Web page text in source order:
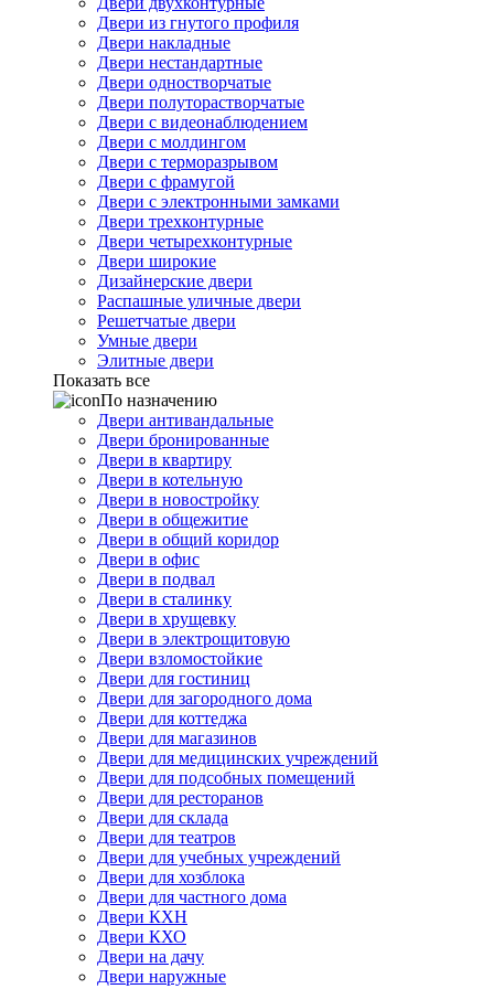
Двери из гнутого профиля
Двери накладные
Двери нестандартные
Двери одностворчатые
Двери полуторастворчатые
Двери с видеонаблюдением
Двери с молдингом
Двери с терморазрывом
Двери с фрамугой
Двери с электронными замками
Двери трехконтурные
Двери четырехконтурные
Двери широкие
Дизайнерские двери
Распашные уличные двери
Решетчатые двери
Умные двери
Элитные двери
Показать все
По назначению
Двери антивандальные
Двери бронированные
Двери в квартиру
Двери в котельную
Двери в новостройку
Двери в общежитие
Двери в общий коридор
Двери в офис
Двери в подвал
Двери в сталинку
Двери в хрущевку
Двери в электрощитовую
Двери взломостойкие
Двери для гостиниц
Двери для загородного дома
Двери для коттеджа
Двери для магазинов
Двери для медицинских учреждений
Двери для подсобных помещений
Двери для ресторанов
Двери для склада
Двери для театров
Двери для учебных учреждений
Двери для хозблока
Двери для частного дома
Двери КХН
Двери КХО
Двери на дачу
Двери наружные